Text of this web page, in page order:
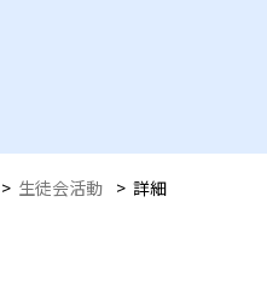
> 生徒会活動 > 詳細